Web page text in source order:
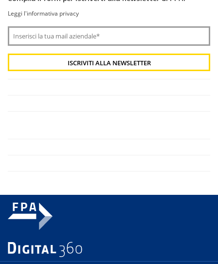
Leggi l'informativa privacy